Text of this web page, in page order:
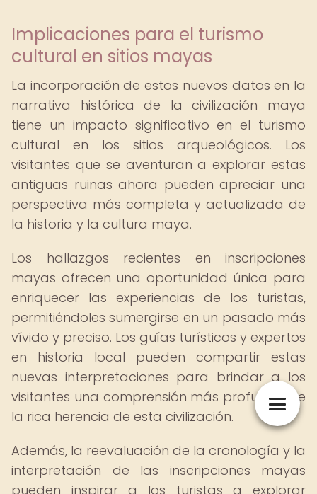
Implicaciones para el turismo
cultural en sitios mayas
La incorporación de estos nuevos datos en la
narrativa histórica de la civilización maya
tiene un impacto significativo en el turismo
cultural en los sitios arqueológicos. Los
visitantes que se aventuran a explorar estas
antiguas ruinas ahora pueden apreciar una
perspectiva más completa y actualizada de
la historia y la cultura maya.
Los hallazgos recientes en inscripciones
mayas ofrecen una oportunidad única para
enriquecer las experiencias de los turistas,
permitiéndoles sumergirse en un pasado más
vívido y preciso. Los guías turísticos y expertos
en historia local pueden compartir estas
nuevas interpretaciones para brindar a los
visitantes una comprensión más profunda de
la rica herencia de esta civilización.
Además, la reevaluación de la cronología y la
interpretación de las inscripciones mayas
pueden inspirar a los turistas a explorar